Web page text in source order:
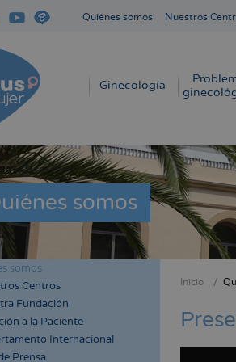
Quiénes somos Nuestros
Navegación
Ginecología
somos
somos
Centros
Fundación
a la Paciente
Internacional
Prensa
Inicio